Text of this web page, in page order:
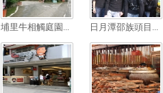
埔里牛相觸庭園... 日月潭邵族頭目...